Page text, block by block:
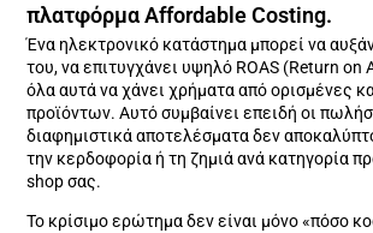
πλατφόρμα Affordable Costing.
Ένα ηλεκτρονικό κατάστημα μπορεί να
του, να επιτυγχάνει υψηλό ROAS (Return on
όλα αυτά να χάνει χρήματα από ορισμένες
προϊόντων. Αυτό συμβαίνει επειδή οι
διαφημιστικά αποτελέσματα δεν
την κερδοφορία ή τη ζημιά ανά κατηγορία
shop σας.
Το κρίσιμο ερώτημα δεν είναι μόνο «πόσο